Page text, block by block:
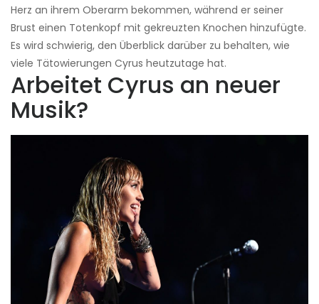
Herz an ihrem Oberarm bekommen, während er seiner
Brust einen Totenkopf mit gekreuzten Knochen hinzufügte.
Es wird schwierig, den Überblick darüber zu behalten, wie
viele Tätowierungen Cyrus heutzutage hat.
Arbeitet Cyrus an neuer
Musik?